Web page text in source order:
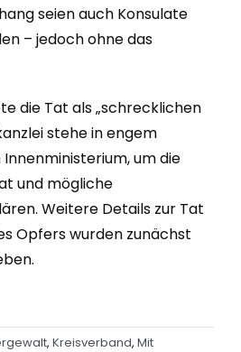
seien auch Konsulate
– jedoch ohne das
die Tat als „schrecklichen
stehe in engem
um die
und mögliche
Weitere Details zur Tat
Opfers wurden zunächst
, Kreisverband, Mit